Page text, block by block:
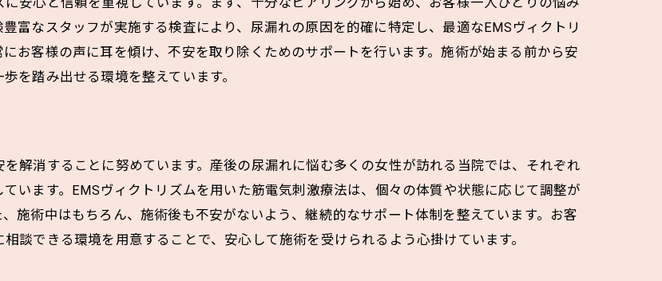
術の安全性と安心感
々の体質に合わせたプランニング
筋を鍛える最新技術EMSヴィクトリズムとは
後ケアにおける技術の進化
他の治療法との比較
術後の持続的な効果
ヴィクトリズムが選ばれる理由
富なスタッフが実施する検査により、尿漏れの原因を的確に特定し、最適なEMSヴィクトリ
お客様の声に耳を傾け、不安を取り除くためのサポートを行います。施術が始まる前から安
を踏み出せる環境を整えています。
解消することに努めています。産後の尿漏れに悩む多くの女性が訪れる当院では、それぞれ
います。EMSヴィクトリズムを用いた筋電気刺激療法は、個々の体質や状態に応じて調整が
施術中はもちろん、施術後も不安がないよう、継続的なサポート体制を整えています。お客
談できる環境を用意することで、安心して施術を受けられるよう心掛けています。